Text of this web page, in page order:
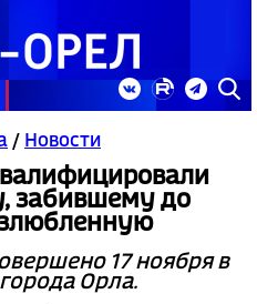
/ Новости
забившему до
17 ноября в
Орла.